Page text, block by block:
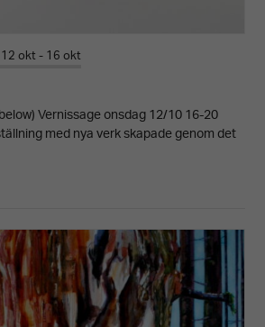
okt - 16 okt
Vernissage onsdag 12/10 16-20
med nya verk skapade genom det